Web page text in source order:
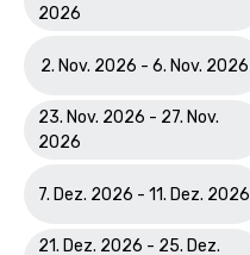
2026
2. Nov. 2026 - 6. Nov. 2026
23. Nov. 2026 - 27. Nov.
2026
7. Dez. 2026 - 11. Dez. 2026
21. Dez. 2026 - 25. Dez.